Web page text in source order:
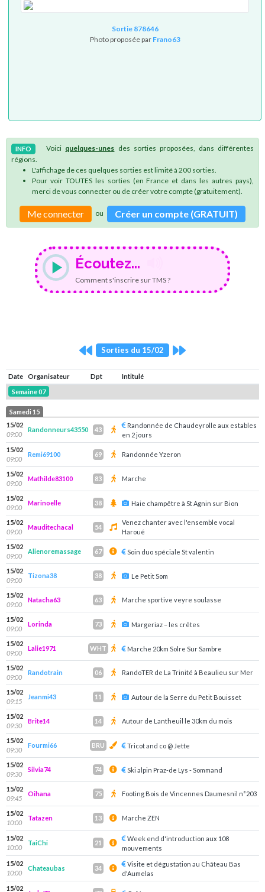
Sortie 878646
Photo proposée par Frano63
INFO Voici quelques-unes des sorties proposées, dans différentes
régions.
L'affichage de ces quelques sorties est limité à 200 sorties.
Pour voir TOUTES les sorties (en France et dans les autres pays),
merci de vous connecter ou de créer votre compte (gratuitement).
Me connecter ou Créer un compte (GRATUIT)
Écoutez...
Comment s'inscrire sur TMS ?
Sorties du 15/02
Date Organisateur Dpt
Intitulé
Semaine 07
Samedi 15
15/02
09:00
Randonneurs43550 43
Randonnée de Chaudeyrolle aux estables
en 2 jours
15/02
09:00
Remi69100 69 Randonnée Yzeron
15/02
09:00
Mathilde83100 83 Marche
15/02
09:00
Marinoelle 38 Haie champêtre à St Agnin sur Bion
15/02
09:00
Mauditechacal 54
Venez chanter avec l'ensemble vocal
Haroué
15/02
09:00
Alienoremassage 67 Soin duo spéciale St valentin
15/02
09:00
Tizona38 38 Le Petit Som
15/02
09:00
Natacha63 63 Marche sportive veyre soulasse
15/02
09:00
Lorinda 73 Margeriaz – les crêtes
15/02
09:00
Lalie1971 WHT Marche 20km Solre Sur Sambre
15/02
09:00
Randotrain 06 RandoTER de La Trinité à Beaulieu sur Mer
15/02
09:15
Jeanmi43 11 Autour de la Serre du Petit Bouisset
15/02
09:30
Brite14 14 Autour de Lantheuil le 30km du mois
15/02
09:30
Fourmi66 BRU Tricot and co @ Jette
15/02
09:30
Silvia74 74 Ski alpin Praz-de Lys - Sommand
15/02
09:45
Oihana 75 Footing Bois de Vincennes Daumesnil n°203
15/02
10:00
Tatazen 13 Marche ZEN
15/02
10:00
TaiChi 21
Week end d'introduction aux 108
mouvements
15/02
10:00
Chateaubas 34
Visite et dégustation au Château Bas
d'Aumelas
15/02